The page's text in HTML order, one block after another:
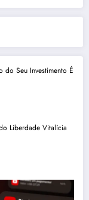
Seu Investimento É
Liberdade Vitalícia